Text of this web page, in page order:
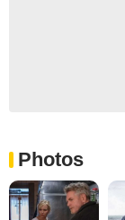
Photos